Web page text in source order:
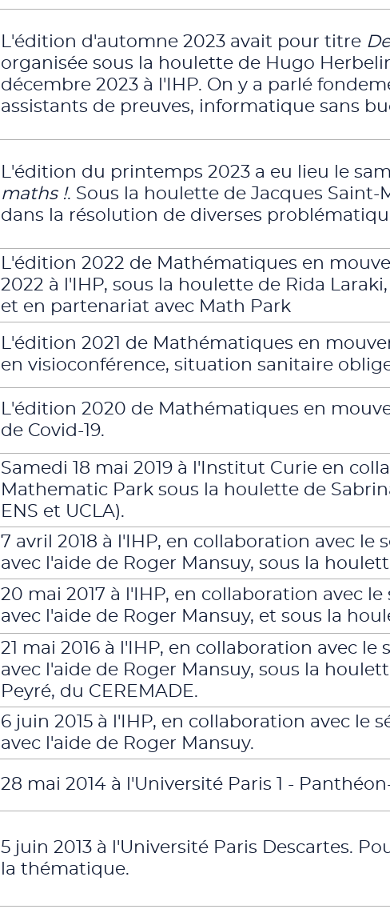
L'édition d'automne 2023 avait pour titre
organisée sous la houlette de Hugo
décembre 2023 à l'IHP. On y a parlé
assistants de preuves, informatique sans
L'édition du printemps 2023 a eu lieu le
maths !. Sous la houlette de Jacques Saint-
dans la résolution de diverses
L'édition 2022 de Mathématiques en
2022 à l'IHP, sous la houlette de Rida
et en partenariat avec Math Park
L'édition 2021 de Mathématiques en
en visioconférence, situation sanitaire
L'édition 2020 de Mathéma­tiques en
de Covid-19.
Samedi 18 mai 2019 à l'Institut Curie en
Mathematic Park sous la houlette de
ENS et UCLA).
7 avril 2018 à l'IHP, en collaboration avec
avec l'aide de Roger Mansuy, sous la
20 mai 2017 à l'IHP, en collaboration avec
avec l'aide de Roger Mansuy, et sous la
21 mai 2016 à l'IHP, en collaboration avec
avec l'aide de Roger Mansuy, sous la
Peyré, du CEREMADE.
6 juin 2015 à l'IHP, en collaboration avec
avec l'aide de Roger Mansuy.
28 mai 2014 à l'Université Paris 1 -
5 juin 2013 à l'Université Paris Descartes.
la thématique.